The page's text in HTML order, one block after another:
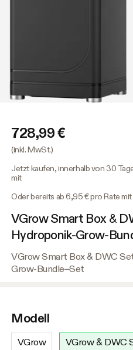
728,99 €
(inkl. MwSt.)
Jetzt kaufen, innerhalb von 30
mit
Oder bereits ab 6,95 € pro Rate mit
VGrow Smart Box &
Hydroponik-Grow-
VGrow Smart Box & DWC
Grow-Bundle–Set
Modell
VGrow VGrow & DWC